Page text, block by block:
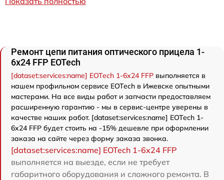
Ремонт цепи питания оптического прицела 1-
6x24 FFP EOTech
[dataset:services:name] EOTech 1-6x24 FFP выполняется в
нашем профильном сервисе EOTech в Ижевске опытными
мастерами. На все виды работ и запчасти предоставляем
расширенную гарантию - мы в сервис-центре уверены в
качестве наших работ. [dataset:services:name] EOTech 1-
6x24 FFP будет стоить на -15% дешевле при оформлении
заказа на сайте через форму заказа звонка.
[dataset:services:name] EOTech 1-6x24 FFP
выполняется на выезде, если не требует
габаритного оборудования и сложного ремонта. В